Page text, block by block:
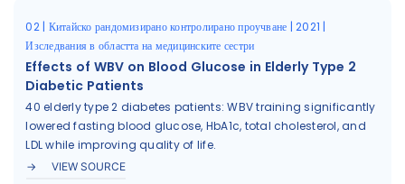
02 | Китайско рандомизирано контролирано проучване | 2021 |
Изследвания в областта на медицинските сестри
Effects of WBV on Blood Glucose in Elderly Type 2
Diabetic Patients
40 elderly type 2 diabetes patients: WBV training significantly
lowered fasting blood glucose, HbA1c, total cholesterol, and
LDL while improving quality of life.
VIEW SOURCE